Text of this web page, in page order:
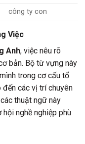
công ty con
Việc
Anh, việc nêu rõ
bản. Bộ từ vựng này
trong cơ cấu tổ
các vị trí chuyên
thuật ngữ này
nghề nghiệp phù